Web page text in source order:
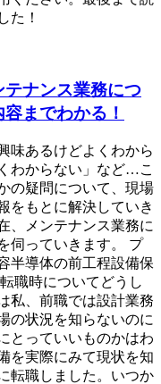
た！
ナンス業務につ
までわかる！
味あるけどよくわから
わからない」など…こ
の疑問について、現場
をもとに解決していき
、メンテナンス業務に
伺っていきます。 プ
半導体の前工程設備保
職時についてどうし
私、前職では設計業務
の状況を知らないのに
とっていいものかはわ
を実際にみて現状を知
転職しました。いつか